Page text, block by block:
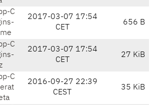
C
2017-03-07 17:54
CET
656 B
C
2017-03-07 17:54
CET
27 KiB
C
2016-09-27 22:39
CEST
35 KiB